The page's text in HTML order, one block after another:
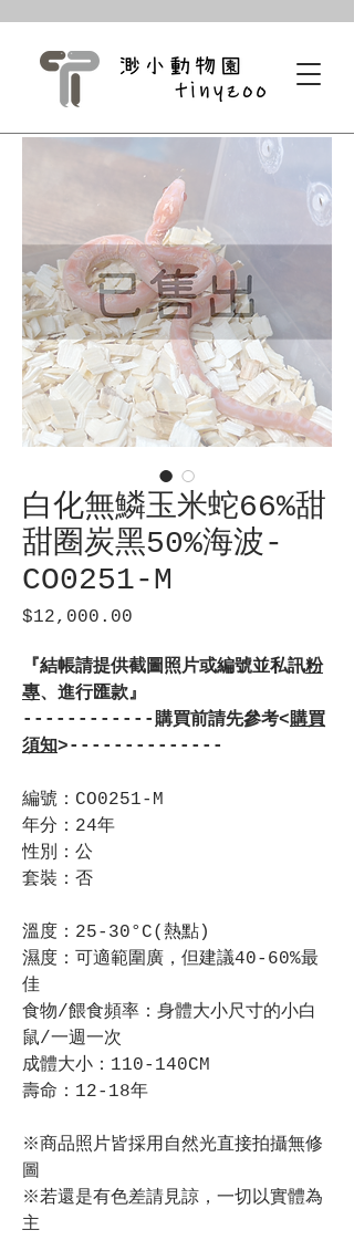
白化無鱗玉米蛇66%甜
甜圈炭黑50%海波-
CO0251-M
$12,000.00
『結帳請提供截圖照片或編號並私訊粉
專、進行匯款』
------------購買前請先參考<購買
須知>--------------
編號：CO0251-M
年分：24年
性別：公
套裝：否
溫度：25-30°C(熱點)
濕度：可適範圍廣，但建議40-60%最
佳
食物/餵食頻率：身體大小尺寸的小白
鼠/一週一次
成體大小：110-140CM
壽命：12-18年
※商品照片皆採用自然光直接拍攝無修
圖
※若還是有色差請見諒，一切以實體為
主